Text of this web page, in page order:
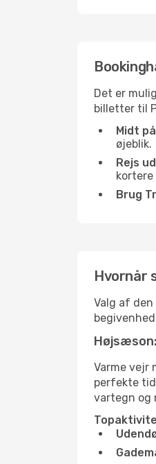
Det er
billetter til
Midt
øjeblik.
Rejs
Brug
Hvornår
Valg af
Varme vejr
perfekte
vartegn og